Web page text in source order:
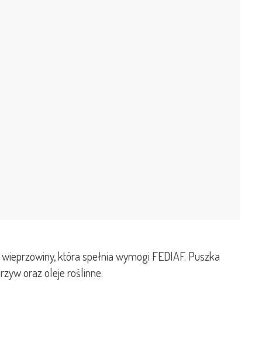
która spełnia wymogi FEDIAF. Puszka
oraz oleje roślinne.